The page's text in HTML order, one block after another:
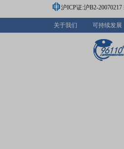
2026-06-18
沪ICP证:沪B2-20070217
关于我们 可持续发展